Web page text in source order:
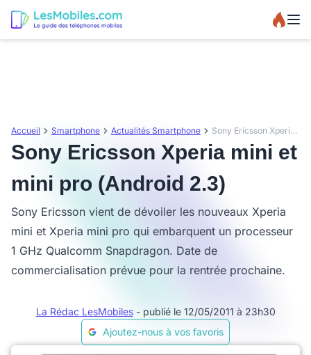
Accueil Smartphone Actualités Smartphone Sony Ericsson Xperia mini et mini pro (Android 2.3)
Sony Ericsson Xperia mini et
mini pro (Android 2.3)
Sony Ericsson vient de dévoiler les nouveaux Xperia
mini et Xperia mini pro qui embarquent un processeur
1 GHz Qualcomm Snapdragon. Date de
commercialisation prévue pour la rentrée prochaine.
La Rédac LesMobiles - publié le 12/05/2011 à 23h30
Ajoutez-nous à vos favoris